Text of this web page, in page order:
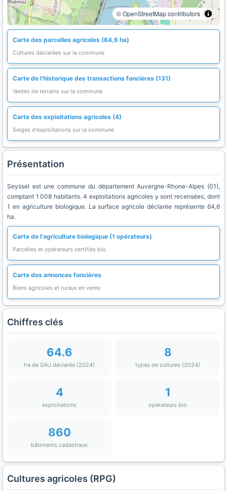
© OpenStreetMap contributors
Carte des parcelles agricoles (64,6 ha)
Cultures déclarées sur la commune
Carte de l'historique des transactions foncières (131)
Ventes de terrains sur la commune
Carte des exploitations agricoles (4)
Sieges d'exploitations sur la commune
Présentation
Seyssel est une commune du département Auvergne-Rhone-Alpes (01),
comptant 1 008 habitants. 4 exploitations agricoles y sont recensées, dont
1 en agriculture biologique. La surface agricole déclarée représente 64,6
ha.
Carte de l'agriculture biologique (1 opérateurs)
Parcelles et opérateurs certifiés bio
Carte des annonces foncières
Biens agricoles et ruraux en vente
Chiffres clés
64.6
ha de SAU déclarée (2024)
8
types de cultures (2024)
4
exploitations
1
opérateurs bio
860
bâtiments cadastraux
Cultures agricoles (RPG)